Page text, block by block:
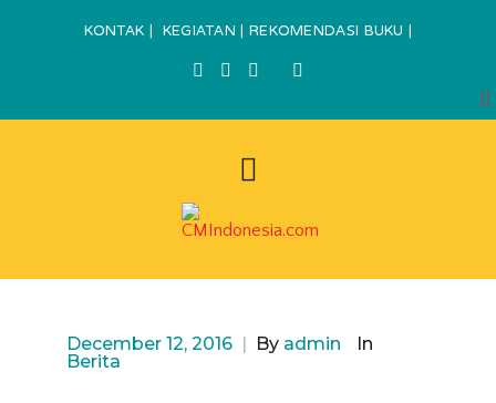
KONTAK| KEGIATAN|REKOMENDASI BUKU|
December 12, 2016 | By admin
In
Berita